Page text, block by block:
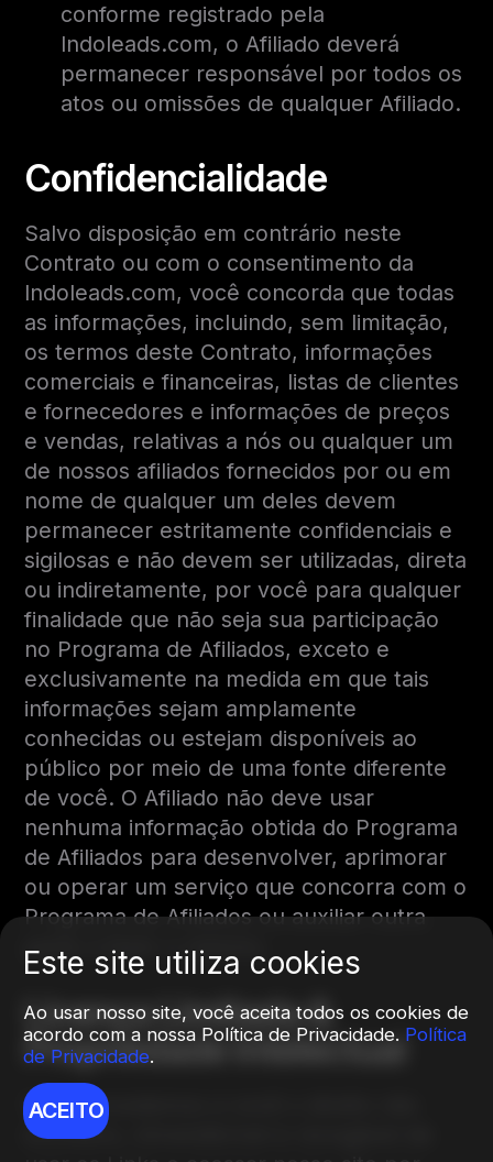
Este site utiliza cookies
Ao usar nosso site, você aceita todos os cookies de
acordo com a nossa Política de Privacidade. Política
de Privacidade.
ACEITO
conforme registrado pela
Indoleads.com, o Afiliado deverá
permanecer responsável por todos os
atos ou omissões de qualquer Afiliado.
Confidencialidade
Salvo disposição em contrário neste
Contrato ou com o consentimento da
Indoleads.com, você concorda que todas
as informações, incluindo, sem limitação,
os termos deste Contrato, informações
comerciais e financeiras, listas de clientes
e fornecedores e informações de preços
e vendas, relativas a nós ou qualquer um
de nossos afiliados fornecidos por ou em
nome de qualquer um deles devem
permanecer estritamente confidenciais e
sigilosas e não devem ser utilizadas, direta
ou indiretamente, por você para qualquer
finalidade que não seja sua participação
no Programa de Afiliados, exceto e
exclusivamente na medida em que tais
informações sejam amplamente
conhecidas ou estejam disponíveis ao
público por meio de uma fonte diferente
de você. O Afiliado não deve usar
nenhuma informação obtida do Programa
de Afiliados para desenvolver, aprimorar
ou operar um serviço que concorra com o
Programa de Afiliados ou auxiliar outra
parte a fazer o mesmo.
Licença Limitada &
Propriedade Intelectual
Nós concedemos a você o direito não
exclusivo, intransferível e revogável de